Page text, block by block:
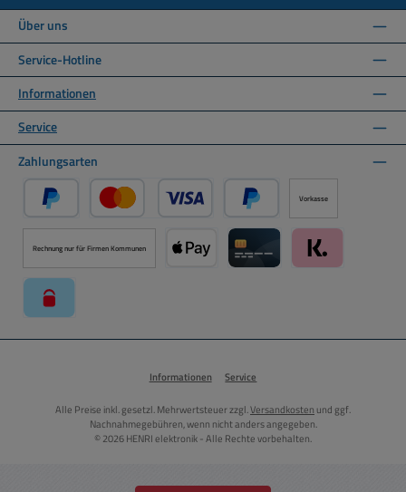
Über uns
Service-Hotline
Informationen
Service
Zahlungsarten
PayPal Kredit- oder Debitkarte über PayPal
Später Bezahlen über PayPal
Vorkasse
Rechnung nur für Firmen Kommunen
Informationen Service
Alle Preise inkl. gesetzl. Mehrwertsteuer zzgl.Versandkosten und ggf.
Nachnahmegebühren, wenn nicht anders angegeben.
© 2026 HENRI elektronik - Alle Rechte vorbehalten.